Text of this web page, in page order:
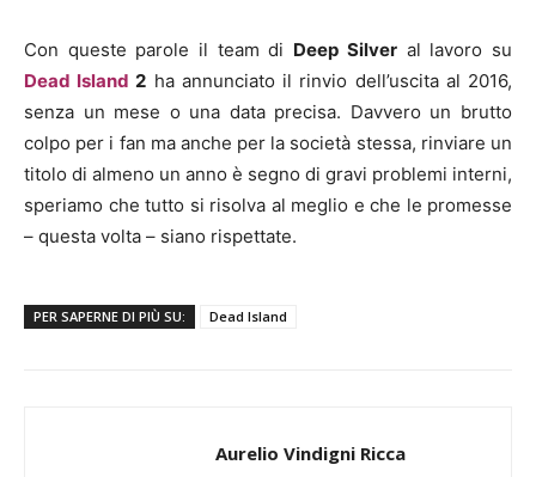
Con queste parole il team di Deep Silveral lavoro su
Dead Island 2 ha annunciato il rinvio dell’uscita al 2016,
senza un mese o una data precisa. Davvero un brutto
colpo per i fan ma anche per la società stessa, rinviare un
titolo di almeno un anno è segno di gravi problemi interni,
speriamo che tutto si risolva al meglio e che le promesse
– questa volta – siano rispettate.
PER SAPERNE DI PIÙ SU: Dead Island
Aurelio Vindigni Ricca